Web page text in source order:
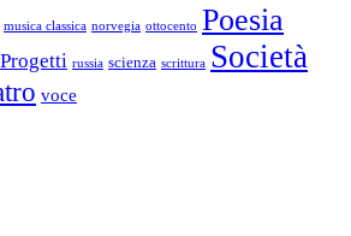
musica classica norvegia ottocento Poesia
Progetti russia scienza scrittura Società
voce